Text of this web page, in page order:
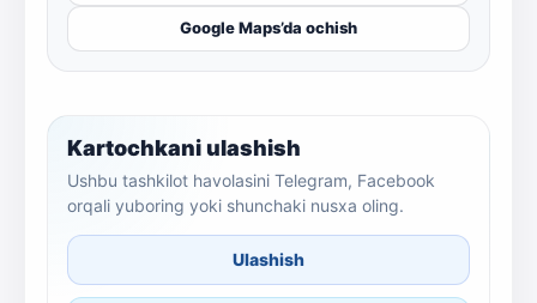
Google Maps’da ochish
Kartochkani ulashish
Ushbu tashkilot havolasini Telegram, Facebook
orqali yuboring yoki shunchaki nusxa oling.
Ulashish